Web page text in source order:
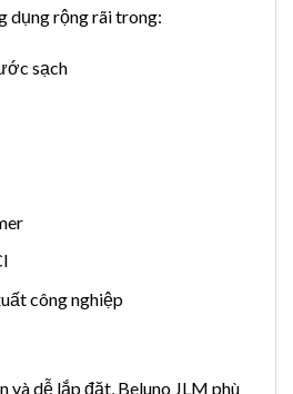
dụng rộng rãi trong:
sạch
công nghiệp
và dễ lắp đặt, Beluno JLM phù